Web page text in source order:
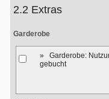
2.2 Extras
Garderobe
» Garderobe: Nutzung
gebucht